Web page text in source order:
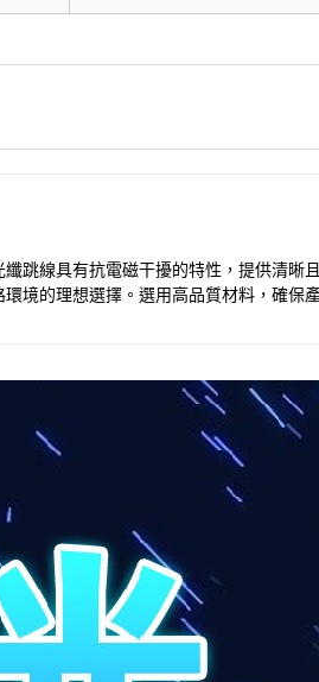
跳線具有抗電磁干擾的特性，提供清
境的理想選擇。選用高品質材料，確保